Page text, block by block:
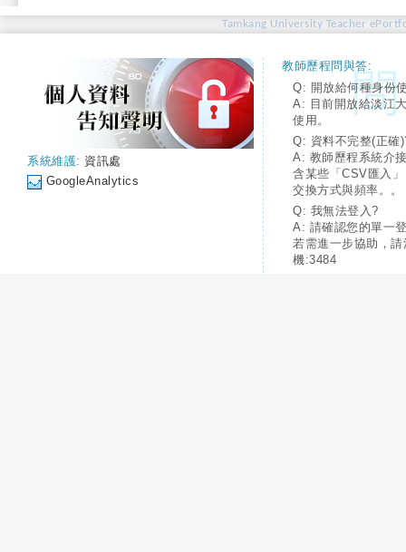
Tamkang University Teacher
系統維護: 資訊處
GoogleAnalytics
教師歷程問與答:
Q: 開放給何種身份
A: 目前開放給淡江
使用。
Q: 資料不完整(正確
A: 教師歷程系統介
含某些「CSV匯入
交換方式與頻率。。
Q: 我無法登入?
A: 請確認您的單一
若需進一步協助，
機:3484